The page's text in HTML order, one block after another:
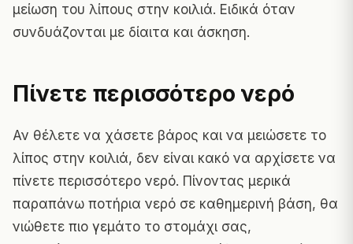
μείωση του λίπους στην κοιλιά. Ειδικά όταν
συνδυάζονται με δίαιτα και άσκηση.
Πίνετε περισσότερο νερό
Αν θέλετε να χάσετε βάρος και να μειώσετε το
λίπος στην κοιλιά, δεν είναι κακό να αρχίσετε να
πίνετε περισσότερο νερό. Πίνοντας μερικά
παραπάνω ποτήρια νερό σε καθημερινή βάση, θα
νιώθετε πιο γεμάτο το στομάχι σας,